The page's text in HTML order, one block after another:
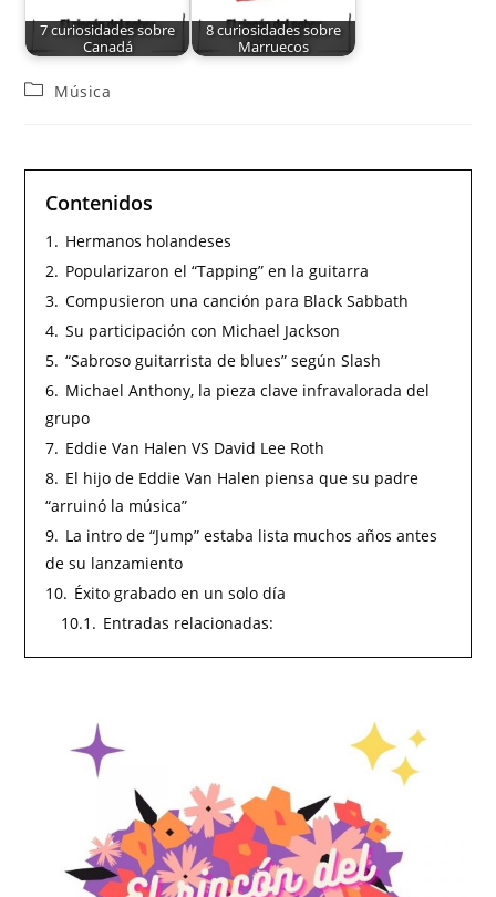
7 curiosidades sobre
Canadá
8 curiosidades sobre
Marruecos
Música
Contenidos
1. Hermanos holandeses
2. Popularizaron el “Tapping” en la guitarra
3. Compusieron una canción para Black Sabbath
4. Su participación con Michael Jackson
5. “Sabroso guitarrista de blues” según Slash
6. Michael Anthony, la pieza clave infravalorada del
grupo
7. Eddie Van Halen VS David Lee Roth
8. El hijo de Eddie Van Halen piensa que su padre
“arruinó la música”
9. La intro de “Jump” estaba lista muchos años antes
de su lanzamiento
10. Éxito grabado en un solo día
10.1. Entradas relacionadas: